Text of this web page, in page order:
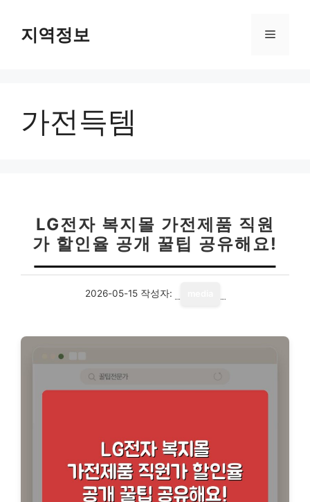
지역정보 메
가전득템
LG전자 복지몰 가전제품 직원
가 할인율 공개 꿀팁 공유해요!
2026-05-15 작성자: